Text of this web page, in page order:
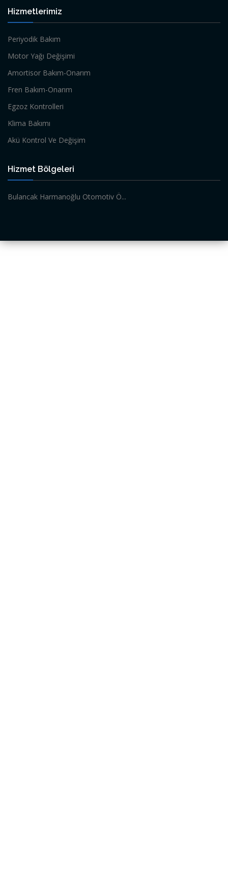
Hizmetlerimiz
Periyodik Bakım
Motor Yağı Değişimi
Amortisor Bakım-Onarım
Fren Bakım-Onarım
Egzoz Kontrolleri
Klima Bakımı
Akü Kontrol Ve Değişim
Hizmet Bölgeleri
Bulancak Harmanoğlu Otomotiv Ö...